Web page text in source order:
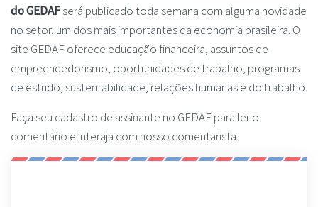
do GEDAFserá publicado toda semana com alguma novidade
no setor, um dos mais importantes da economia brasileira. O
site GEDAF oferece educação financeira, assuntos de
empreendedorismo, oportunidades de trabalho, programas
de estudo, sustentabilidade, relações humanas e do trabalho.
Faça seu cadastro de assinante no GEDAF para ler o
comentário e interaja com nosso comentarista.